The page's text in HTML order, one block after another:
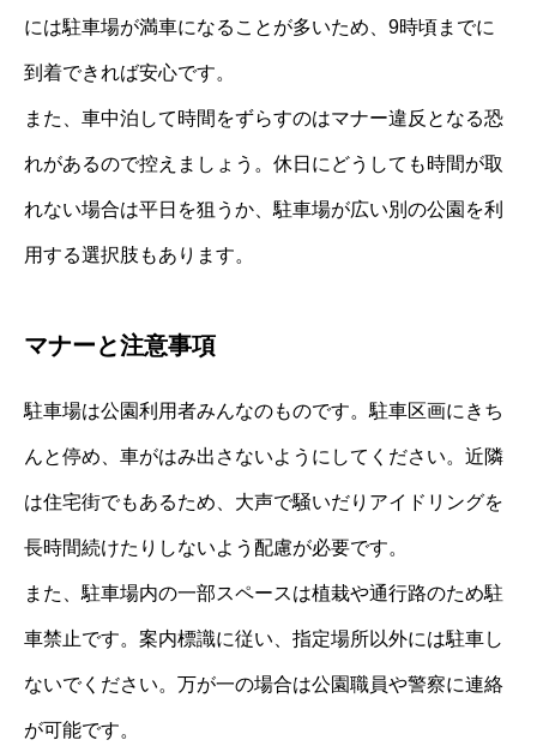
には駐車場が満車になることが多いため、9時頃までに
到着できれば安心です。
また、車中泊して時間をずらすのはマナー違反となる恐
れがあるので控えましょう。休日にどうしても時間が取
れない場合は平日を狙うか、駐車場が広い別の公園を利
用する選択肢もあります。
マナーと注意事項
駐車場は公園利用者みんなのものです。駐車区画にきち
んと停め、車がはみ出さないようにしてください。近隣
は住宅街でもあるため、大声で騒いだりアイドリングを
長時間続けたりしないよう配慮が必要です。
また、駐車場内の一部スペースは植栽や通行路のため駐
車禁止です。案内標識に従い、指定場所以外には駐車し
ないでください。万が一の場合は公園職員や警察に連絡
が可能です。